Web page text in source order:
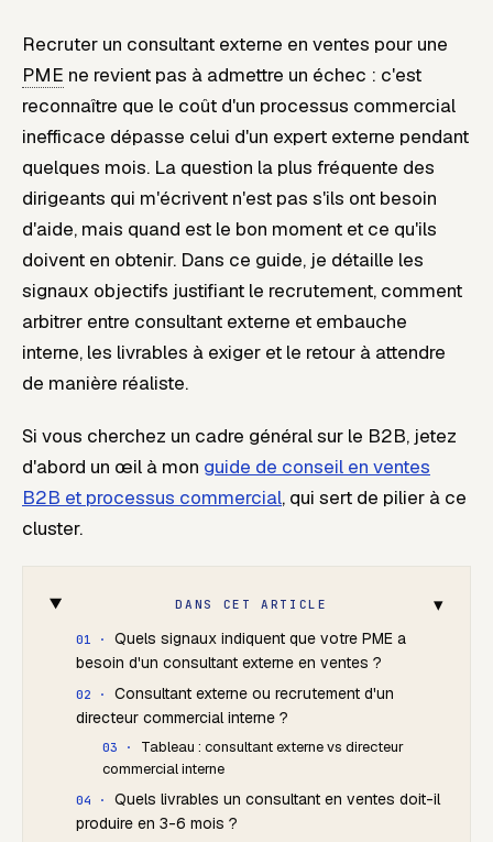
Recruter un consultant externe en ventes pour une
PME ne revient pas à admettre un échec : c'est
reconnaître que le coût d'un processus commercial
inefficace dépasse celui d'un expert externe pendant
quelques mois. La question la plus fréquente des
dirigeants qui m'écrivent n'est pas s'ils ont besoin
d'aide, mais quand est le bon moment et ce qu'ils
doivent en obtenir. Dans ce guide, je détaille les
signaux objectifs justifiant le recrutement, comment
arbitrer entre consultant externe et embauche
interne, les livrables à exiger et le retour à attendre
de manière réaliste.
Si vous cherchez un cadre général sur le B2B, jetez
d'abord un œil à mon guide de conseil en ventes
B2B et processus commercial, qui sert de pilier à ce
cluster.
DANS CET ARTICLE ▾
Quels signaux indiquent que votre PME a
besoin d'un consultant externe en ventes ?
Consultant externe ou recrutement d'un
directeur commercial interne ?
Tableau : consultant externe vs directeur
commercial interne
Quels livrables un consultant en ventes doit-il
produire en 3-6 mois ?